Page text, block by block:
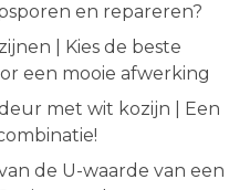
en repareren?
| Kies de beste
een mooie afwerking
met wit kozijn | Een
de U-waarde van een